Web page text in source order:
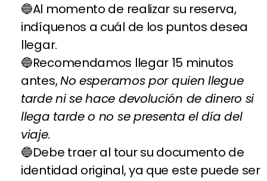
Al momento de realizar su reserva,
indíquenos a cuál de los puntos desea
llegar.
Recomendamos llegar 15 minutos
antes,No esperamos por quien llegue
tarde ni se hace devolución de dinero si
llega tarde o no se presenta el día del
viaje.
Debe traer al tour su documento de
identidad original, ya que este puede ser